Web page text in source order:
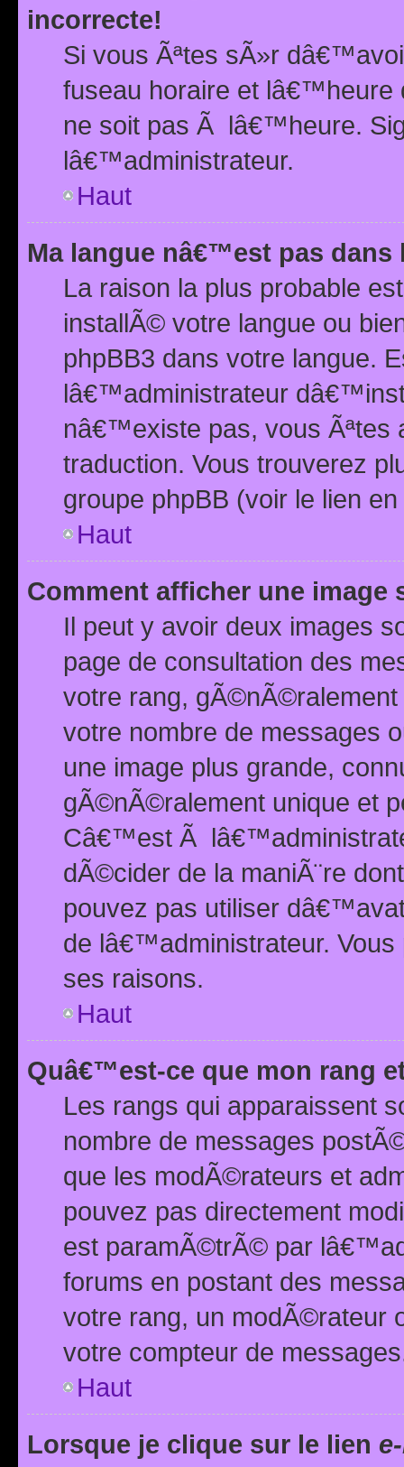
incorrecte!
Si vous Ãªtes sÃ»r
fuseau horaire et
ne soit pas Ã lâ€™heure.
lâ€™administrateur.
Haut
Ma langue nâ€™est pas dans
La raison la plus probable
installÃ© votre langue ou
phpBB3 dans votre langue.
lâ€™administrateur
nâ€™existe pas, vous Ãªtes
traduction. Vous trouverez
groupe phpBB (voir le lien
Haut
Comment afficher une image
Il peut y avoir deux images
page de consultation des
votre rang,
votre nombre de messages
une image plus grande,
gÃ©nÃ©ralement unique et
Câ€™est Ã
dÃ©cider de la maniÃ¨re
pouvez pas utiliser
de lâ€™administrateur.
ses raisons.
Haut
Quâ€™est-ce que mon rang
Les rangs qui apparaissent
nombre de messages
que les modÃ©rateurs et
pouvez pas directement
est paramÃ©trÃ© par
forums en postant des
votre rang, un modÃ©rateur
votre compteur de
Haut
Lorsque je clique sur le lien